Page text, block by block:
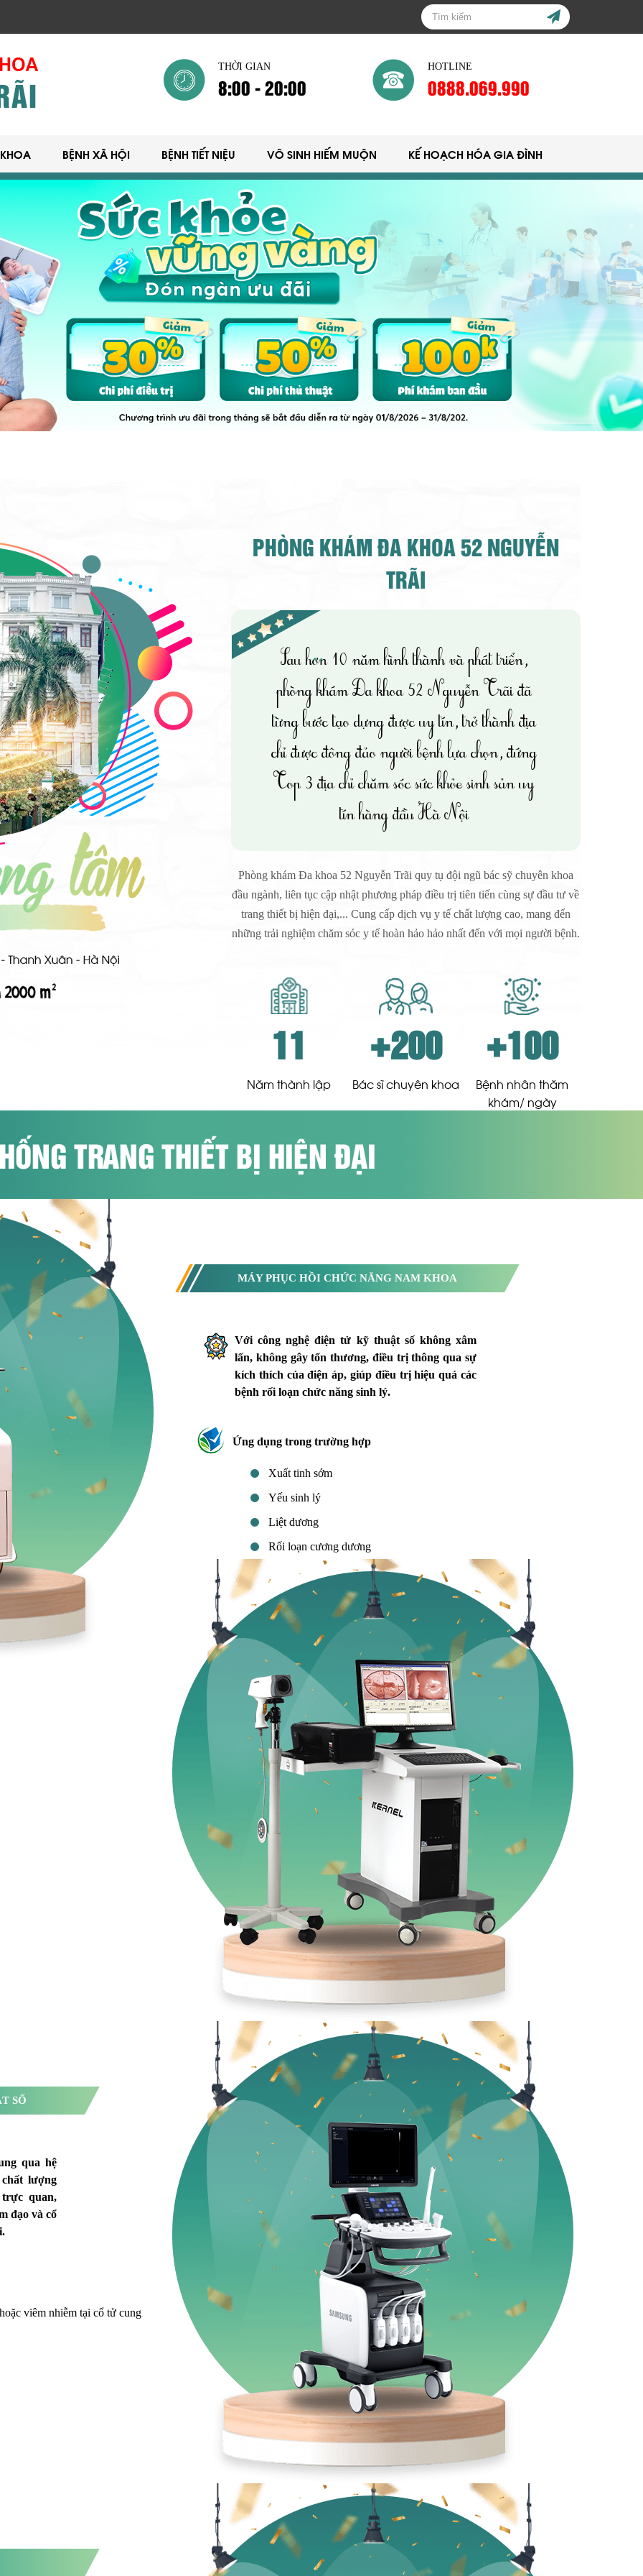
THỜI GIAN
8:00 - 20:00
HOTLINE
0888.069.990
BỆNH XÃ HỘI BỆNH TIẾT NIỆU VÔ SINH HIẾM MUỘN KẾ HOẠCH HÓA GIA ĐÌNH
PHÒNG KHÁM ĐA KHOA 52 NGUYỄN
TRÃI
Sau hơn 10 năm hình thành và phát triển,
phòng khám Đa khoa 52 Nguyễn Trãi đã
từng bước tạo dựng được uy tín, trở thành địa
chỉ được đông đảo người bệnh lựa chọn, đứng
Top 3 địa chỉ chăm sóc sức khỏe sinh sản uy
tín hàng đầu Hà Nội
Phòng khám Đa khoa 52 Nguyễn Trãi quy tụ đội ngũ bác sỹ chuyên khoa
đầu ngành, liên tục cập nhật phương pháp điều trị tiên tiến cùng sự đầu tư về
trang thiết bị hiện đại,... Cung cấp dịch vụ y tế chất lượng cao, mang đến
những trải nghiệm chăm sóc y tế hoàn hảo hảo nhất đến với mọi người bệnh.
11
Năm thành lập
+200
Bác sĩ chuyên khoa
+100
Bệnh nhân thăm
khám/ ngày
TRANG THIẾT BỊ HIỆN ĐẠI
MÁY PHỤC HỒI CHỨC NĂNG NAM KHOA
Với công nghệ điện tử kỹ thuật số không xâm
lấn, không gây tổn thương, điều trị thông qua sự
kích thích của điện áp, giúp điều trị hiệu quả các
bệnh rối loạn chức năng sinh lý.
Ứng dụng trong trường hợp
Xuất tinh sớm
Yếu sinh lý
Liệt dương
Rối loạn cương dương
SỐ
qua hệ
lượng
quan,
đạo và cổ
viêm nhiễm tại cổ tử cung